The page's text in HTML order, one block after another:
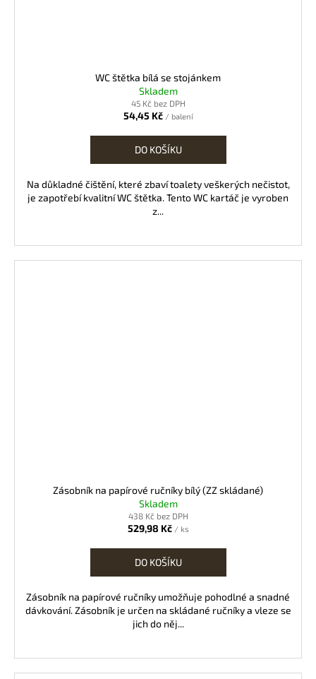
WC štětka bílá se stojánkem
Skladem
45 Kč bez DPH
54,45 Kč / balení
DO KOŠÍKU
Na důkladné čištění, které zbaví toalety veškerých nečistot,
je zapotřebí kvalitní WC štětka. Tento WC kartáč je vyroben
z...
Zásobník na papírové ručníky bílý (ZZ skládané)
Skladem
438 Kč bez DPH
529,98 Kč / ks
DO KOŠÍKU
Zásobník na papírové ručníky umožňuje pohodlné a snadné
dávkování. Zásobník je určen na skládané ručníky a vleze se
jich do něj...